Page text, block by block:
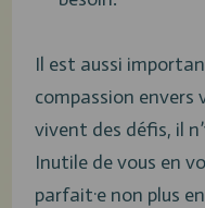
Il est aussi
compassion envers
vivent des défis, il
Inutile de vous en
parfait·e non plus